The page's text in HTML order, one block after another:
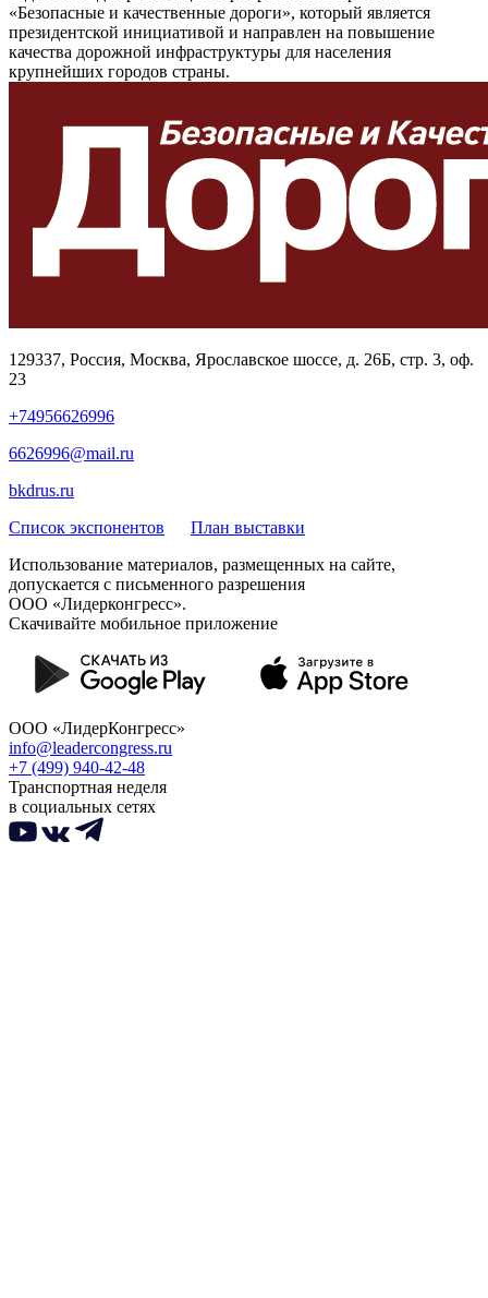
«Безопасные и качественные дороги», который является
президентской инициативой и направлен на повышение
качества дорожной инфраструктуры для населения
крупнейших городов страны.
129337, Россия, Москва, Ярославское шоссе, д. 26Б, стр. 3, оф.
23
+74956626996
6626996@mail.ru
bkdrus.ru
Список экспонентов
План выставки
Использование материалов, размещенных на сайте,
допускается с письменного разрешения
ООО «Лидерконгресс».
Скачивайте мобильное приложение
ООО «ЛидерКонгресс»
info@leadercongress.ru
+7 (499) 940-42-48
Транспортная неделя
в социальных сетях